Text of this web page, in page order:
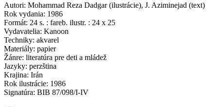
Autori: Mohammad Reza Dadgar(ilustrácie), J. Aziminejad (text)
Rok vydania: 1986
Formát: 24 s. : fareb. ilustr. : 24 x 25
Vydavatelia: Kanoon
Techniky: akvarel
Materiály: papier
Žánre: literatúra pre deti a mládež
Jazyky: perzština
Krajina: Irán
Rok ilustrácie: 1986
Signatúra: BIB 87/098/I-IV